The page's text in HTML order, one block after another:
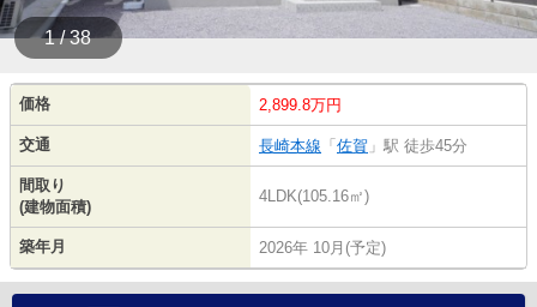
1 / 38
価格 2,899.8万円
交通 長崎本線 「 佐賀 」駅 徒歩45分
間取り
(建物面積)
4LDK(105.16㎡)
築年月 2026年 10月(予定)